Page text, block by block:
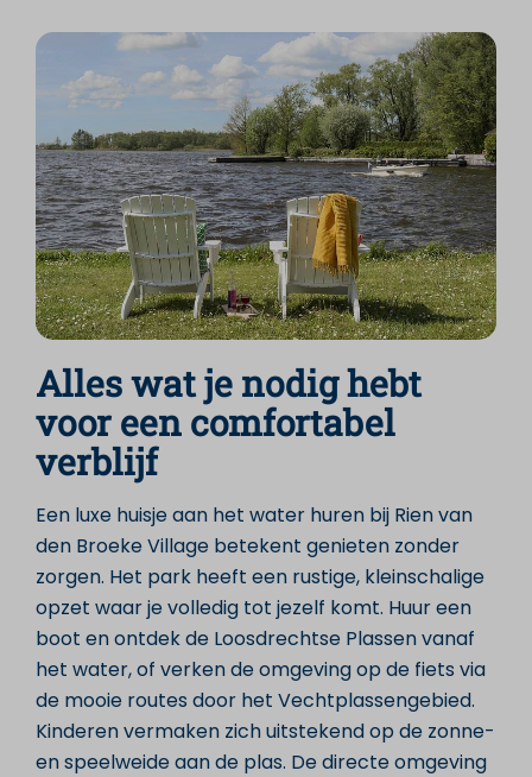
Alles wat je nodig hebt
voor een comfortabel
verblijf
Een luxe huisje aan het water huren bij Rien van
den Broeke Village betekent genieten zonder
zorgen. Het park heeft een rustige, kleinschalige
opzet waar je volledig tot jezelf komt. Huur een
boot en ontdek de Loosdrechtse Plassen vanaf
het water, of verken de omgeving op de fiets via
de mooie routes door het Vechtplassengebied.
Kinderen vermaken zich uitstekend op de zonne-
en speelweide aan de plas. De directe omgeving